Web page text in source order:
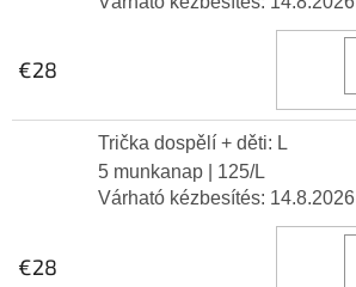
€28
Trička dospělí + děti: L
5 munkanap
| 125/L
Várható kézbesítés: 14.8.2026
€28